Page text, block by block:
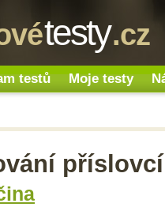
testy.cz
testů Moje testy